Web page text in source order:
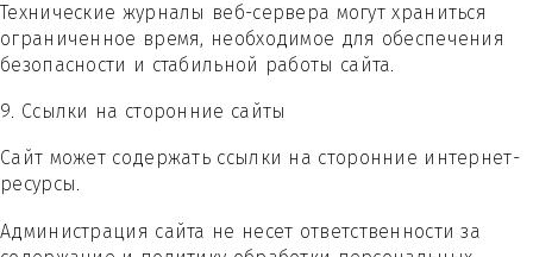
Технические журналы веб-сервера могут храниться
ограниченное время, необходимое для обеспечения
безопасности и стабильной работы сайта.
9. Ссылки на сторонние сайты
Сайт может содержать ссылки на сторонние интернет-
ресурсы.
Администрация сайта не несет ответственности за